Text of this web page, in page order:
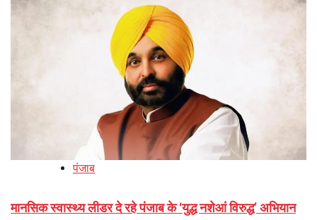
पंजाब
मानसिक स्वास्थ्य लीडर दे रहे पंजाब के ‘युद्ध नशेआं विरुद्ध’ अभियान